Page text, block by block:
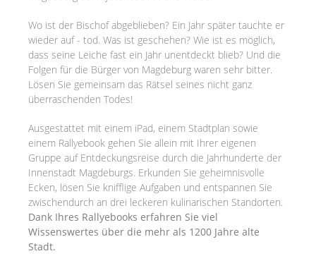
Wo ist der Bischof abgeblieben? Ein Jahr später tauchte er
wieder auf - tod. Was ist geschehen? Wie ist es möglich,
dass seine Leiche fast ein Jahr unentdeckt blieb? Und die
Folgen für die Bürger von Magdeburg waren sehr bitter.
Lösen Sie gemeinsam das Rätsel seines nicht ganz
überraschenden Todes!
Ausgestattet mit einem iPad, einem Stadtplan sowie
einem Rallyebook gehen Sie allein mit Ihrer eigenen
Gruppe auf Entdeckungsreise durch die Jahrhunderte der
Innenstadt Magdeburgs. Erkunden Sie geheimnisvolle
Ecken, lösen Sie knifflige Aufgaben und entspannen Sie
zwischendurch an drei leckeren kulinarischen Standorten.
Dank Ihres Rallyebooks erfahren Sie viel
Wissenswertes über die mehr als 1200 Jahre alte
Stadt.